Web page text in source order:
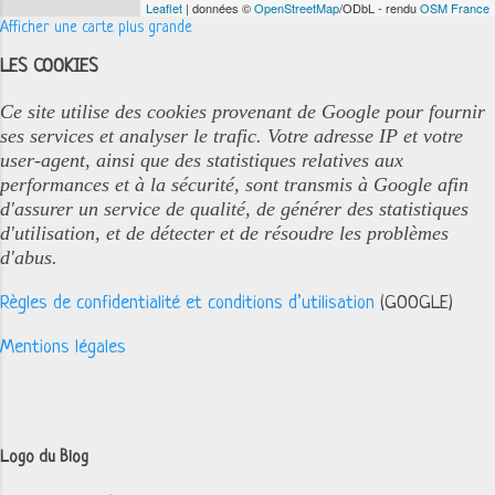
Leaflet | données ©OpenStreetMap/ODbL - renduOSM France
Afficher une carte plus grande
LES COOKIES
Ce site utilise des cookies provenant de Google pour fournir
ses services et analyser le trafic. Votre adresse IP et votre
user-agent, ainsi que des statistiques relatives aux
performances et à la sécurité, sont transmis à Google afin
d'assurer un service de qualité, de générer des statistiques
d'utilisation, et de détecter et de résoudre les problèmes
d'abus.
Règles de confidentialité et conditions d’utilisation (GOOGLE)
Mentions légales
Logo du Blog